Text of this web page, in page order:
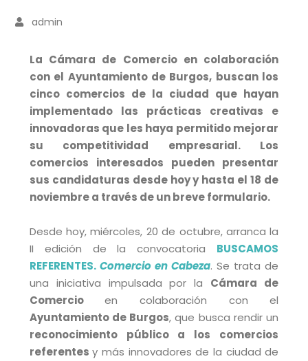
admin
La Cámara de Comercio en colaboración
con el Ayuntamiento de Burgos, buscan los
cinco comercios de la ciudad que hayan
implementado las prácticas creativas e
innovadoras que les haya permitido mejorar
su competitividad empresarial. Los
comercios interesados pueden presentar
sus candidaturas desde hoy y hasta el 18 de
noviembre a través de un breve formulario.
Desde hoy, miércoles, 20 de octubre, arranca la
II edición de la convocatoria BUSCAMOS
REFERENTES. Comercio en Cabeza. Se trata de
una iniciativa impulsada por la Cámara de
Comercioen colaboración con el
Ayuntamiento de Burgos, que busca rendir un
reconocimiento público a los comercios
referentesy más innovadores de la ciudad de